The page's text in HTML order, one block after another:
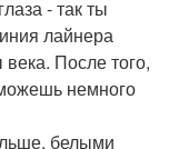
- так ты
лайнера
После того,
немного
белыми